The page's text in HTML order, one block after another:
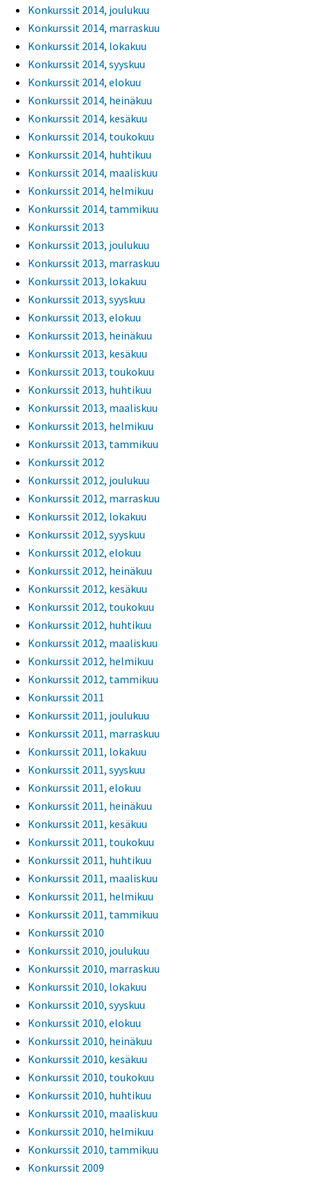
Konkurssit 2014, joulukuu
Konkurssit 2014, marraskuu
Konkurssit 2014, lokakuu
Konkurssit 2014, syyskuu
Konkurssit 2014, elokuu
Konkurssit 2014, heinäkuu
Konkurssit 2014, kesäkuu
Konkurssit 2014, toukokuu
Konkurssit 2014, huhtikuu
Konkurssit 2014, maaliskuu
Konkurssit 2014, helmikuu
Konkurssit 2014, tammikuu
Konkurssit 2013
Konkurssit 2013, joulukuu
Konkurssit 2013, marraskuu
Konkurssit 2013, lokakuu
Konkurssit 2013, syyskuu
Konkurssit 2013, elokuu
Konkurssit 2013, heinäkuu
Konkurssit 2013, kesäkuu
Konkurssit 2013, toukokuu
Konkurssit 2013, huhtikuu
Konkurssit 2013, maaliskuu
Konkurssit 2013, helmikuu
Konkurssit 2013, tammikuu
Konkurssit 2012
Konkurssit 2012, joulukuu
Konkurssit 2012, marraskuu
Konkurssit 2012, lokakuu
Konkurssit 2012, syyskuu
Konkurssit 2012, elokuu
Konkurssit 2012, heinäkuu
Konkurssit 2012, kesäkuu
Konkurssit 2012, toukokuu
Konkurssit 2012, huhtikuu
Konkurssit 2012, maaliskuu
Konkurssit 2012, helmikuu
Konkurssit 2012, tammikuu
Konkurssit 2011
Konkurssit 2011, joulukuu
Konkurssit 2011, marraskuu
Konkurssit 2011, lokakuu
Konkurssit 2011, syyskuu
Konkurssit 2011, elokuu
Konkurssit 2011, heinäkuu
Konkurssit 2011, kesäkuu
Konkurssit 2011, toukokuu
Konkurssit 2011, huhtikuu
Konkurssit 2011, maaliskuu
Konkurssit 2011, helmikuu
Konkurssit 2011, tammikuu
Konkurssit 2010
Konkurssit 2010, joulukuu
Konkurssit 2010, marraskuu
Konkurssit 2010, lokakuu
Konkurssit 2010, syyskuu
Konkurssit 2010, elokuu
Konkurssit 2010, heinäkuu
Konkurssit 2010, kesäkuu
Konkurssit 2010, toukokuu
Konkurssit 2010, huhtikuu
Konkurssit 2010, maaliskuu
Konkurssit 2010, helmikuu
Konkurssit 2010, tammikuu
Konkurssit 2009